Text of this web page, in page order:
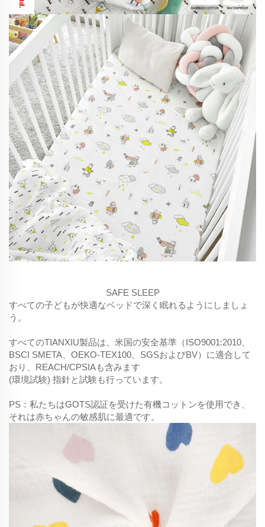
SAFE SLEEP
すべての子どもが快適なベッドで深く眠れるようにしましょ
う。
すべてのTIANXIU製品は、米国の安全基準（ISO9001:2010、
BSCI SMETA、OEKO-TEX100、SGSおよびBV）に適合して
おり、REACH/CPSIAも含みます
(環境試験) 指針と試験も行っています。
PS：私たちはGOTS認証を受けた有機コットンを使用でき、
それは赤ちゃんの敏感肌に最適です。